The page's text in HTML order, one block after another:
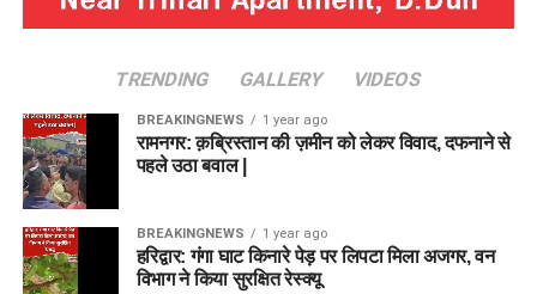
TRENDING GALLERY VIDEOS
BREAKINGNEWS 1 year ago
रामनगर: क़ब्रिस्तान की ज़मीन को लेकर विवाद, दफनाने से
पहले उठा बवाल |
BREAKINGNEWS 1 year ago
हरिद्वार: गंगा घाट किनारे पेड़ पर लिपटा मिला अजगर, वन
विभाग ने किया सुरक्षित रेस्क्यू